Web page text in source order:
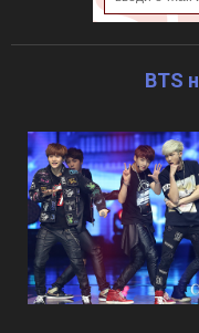
BTS